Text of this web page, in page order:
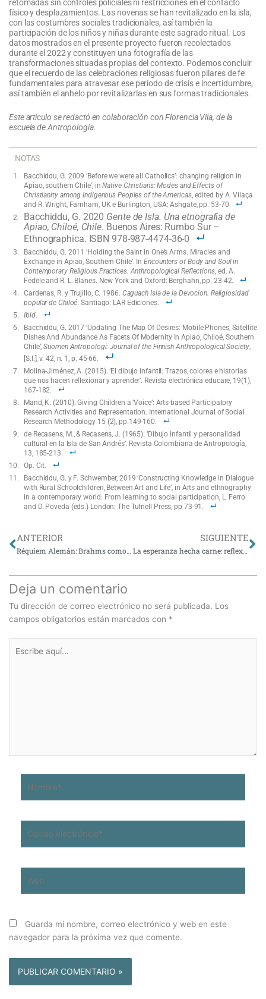
retomadas sin controles policiales ni restricciones en el contacto
físico y desplazamientos. Las novenas se han revitalizado en la isla,
con las costumbres sociales tradicionales, así también la
participación de los niños y niñas durante este sagrado ritual. Los
datos mostrados en el presente proyecto fueron recolectados
durante el 2022 y constituyen una fotografía de las
transformaciones situadas propias del contexto. Podemos concluir
que el recuerdo de las celebraciones religiosas fueron pilares de fe
fundamentales para atravesar ese período de crisis e incertidumbre,
así también el anhelo por revitalizarlas en sus formas tradicionales.
Este artículo se redactó en colaboración con Florencia Vila, de la
escuela de Antropología.
NOTAS
Bacchiddu, G. 2009 ‘Before we were all Catholics’: changing religion in
Apiao, southern Chile’, inNative Christians: Modes and Effects of
Christianity among Indigenous Peoples of the Americas, edited by A. Vilaça
and R. Wright, Farnham, UK e Burlington, USA: Ashgate, pp. 53-70
Bacchiddu, G. 2020 Gente de Isla. Una etnografia de
Apiao, Chiloé, Chile. Buenos Aires: Rumbo Sur –
Ethnographica. ISBN 978-987-4474-36-0
Bacchiddu, G. 2011 ‘Holding the Saint in One’s Arms. Miracles and
Exchange in Apiao, Southern Chile’. InEncounters of Body and Soul in
Contemporary Religious Practices. Anthropological Reflections, ed. A.
Fedele and R. L. Blanes. New York and Oxford: Berghahn, pp. 23-42.
Cardenas, R. y Trujillo, C. 1986. Caguach Isla de la Devocion. Religiosidad
popular de Chiloé. Santiago: LAR Ediciones.
Ibid.
Bacchiddu, G. 2017 ‘Updating The Map Of Desires: Mobile Phones, Satellite
Dishes And Abundance As Facets Of Modernity In Apiao, Chiloé, Southern
Chile’,Suomen Antropologi: Journal of the Finnish Anthropological Society,
[S.l.], v. 42, n. 1, p. 45-66.
Molina-Jiménez, A. (2015). ‘El dibujo infantil: Trazos, colores e historias
que nos hacen reflexionar y aprender’. Revista electrónica educare, 19(1),
167-182.
Mand, K. (2010). Giving Children a ‘Voice’: Arts-based Participatory
Research Activities and Representation. International Journal of Social
Research Methodology 15 (2), pp.149-160.
de Recasens, M., & Recasens, J. (1965). ‘Dibujo infantil y personalidad
cultural en la Isla de San Andrés’. Revista Colombiana de Antropología,
13, 185-213.
Op. Cit.
Bacchiddu, G. y F. Schwember, 2019 ‘Constructing Knowledge in Dialogue
with Rural Schoolchildren, Between Art and Life’, in Arts and ethnography
in a contemporary world: From learning to social participation, L. Ferro
and D. Poveda (eds.) London: The Tufnell Press, pp 73-91.
Ant
ANTERIOR
Réquiem Alemán: Brahms como voz de la fragilidad
SIGUIENTE
La esperanza hecha carne: reflexiones a partir de mi postnatal
Deja un comentario
Tu dirección de correo electrónico no será publicada. Los
campos obligatorios están marcados con *
aquí...
electrónico*
Guarda mi nombre, correo electrónico y web en este
navegador para la próxima vez que comente.